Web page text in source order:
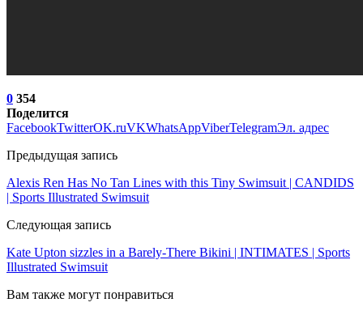
0 354
Поделится
FacebookTwitterOK.ruVKWhatsAppViberTelegramЭл. адрес
Предыдущая запись
Alexis Ren Has No Tan Lines with this Tiny Swimsuit | CANDIDS
| Sports Illustrated Swimsuit
Следующая запись
Kate Upton sizzles in a Barely-There Bikini | INTIMATES | Sports
Illustrated Swimsuit
Вам также могут понравиться